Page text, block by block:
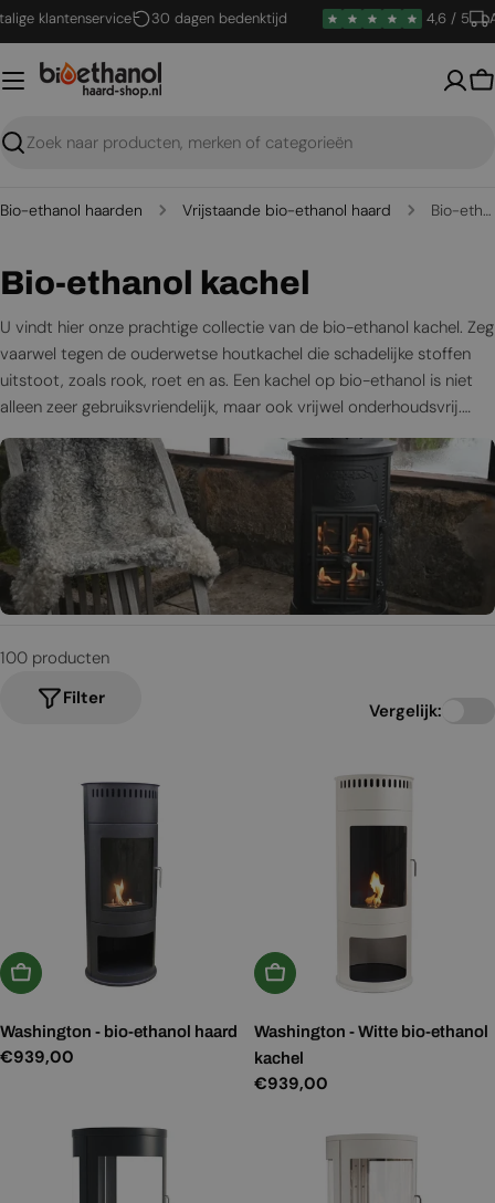
Ga
naar
inhoud
30 dagen bedenktijd 4,6 / 5 Alle
Zoeken
Bio-ethanol haarden Vrijstaande bio-ethanol haard Bio-ethanol kachel
C
o
l
l
e
c
t
i
e
Bio-ethanol kachel
U vindt hier onze prachtige collectie van de bio-ethanol kachel. Zeg
vaarwel tegen de ouderwetse houtkachel die schadelijke stoffen
uitstoot, zoals rook, roet en as. Een kachel op bio-ethanol is niet
alleen zeer gebruiksvriendelijk, maar ook vrijwel onderhoudsvrij.
Daarnaast zorgt deze sfeerkachel voor een aangename warmte en
dansende vlammen op ethanol brandstof. Ontdek hieronder onze
modellen van de bio-ethanol kachel vrijstaand en kies uw favoriet!
100 producten
Filter
Vergelijk:
In Winkelwagen
Washington - bio-ethanol haard
Normale
€939,00
In Winkelwagen
Washington - Witte bio-ethanol
kachel
Normale
€939,00